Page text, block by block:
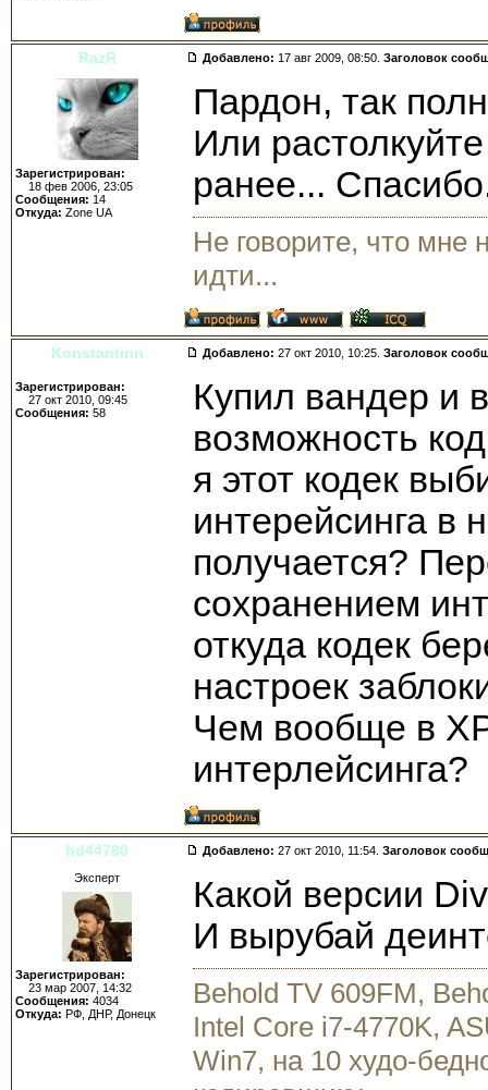
RazR Добавлено: 17 авг 2009, 08:50. Заголовок
Зарегистрирован:
18 фев 2006, 23:05
Сообщения: 14
Откуда: Zone UA
Пардон, так
Или
ранее...
Не говорите, что мне
идти...
Konstantinn Добавлено: 27 окт 2010, 10:25. Заголовок
Зарегистрирован:
27 окт 2010, 09:45
Сообщения: 58
Купил вандер и
возможность
я этот кодек
интерейсинга в
получается?
сохранением
откуда кодек
настроек
Чем вообще в
интерлейсинга?
hd44780 Добавлено: 27 окт 2010, 11:54. Заголовок
Эксперт
Зарегистрирован:
23 мар 2007, 14:32
Сообщения: 4034
Откуда: РФ, ДНР, Донецк
Какой версии
И вырубай
Behold TV 609FM,
Intel Core i7-4770K,
Win7, на 10 худо-